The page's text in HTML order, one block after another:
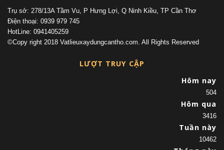
Trụ sở: 278/13A Tầm Vu, P Hưng Lợi, Q Ninh Kiều, TP Cần Thơ
Điện thoại: 0939 979 745
HotLine: 0941405259
©Copy right 2018 Vatlieuxaydungcantho.com. All Rights Reserved
LƯỢT TRUY CẬP
Hôm nay
504
Hôm qua
3416
Tuần này
10462